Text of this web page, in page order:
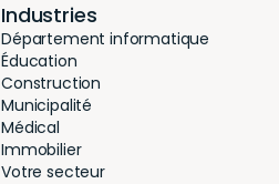
Industries
Département informatique
Éducation
Construction
Municipalité
Médical
Immobilier
Votre secteur